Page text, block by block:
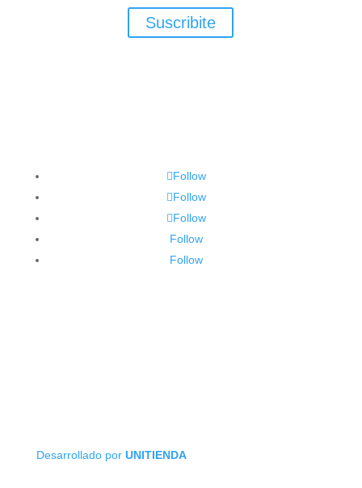
Suscribite
Follow
Follow
Follow
Follow
Follow
Desarrollado por UNITIENDA